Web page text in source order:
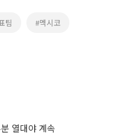
팀 #멕시코
열대야 계속